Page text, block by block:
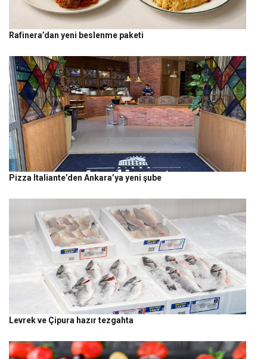
Rafinera’dan yeni beslenme paketi
Pizza Italiante’den Ankara’ya yeni şube
Levrek ve Çipura hazır tezgahta